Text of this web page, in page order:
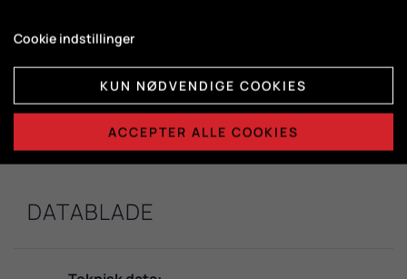
Brændkammermål:
H415 x B365 x D325
DATABLADE
Cookie indstillinger
KUN NØDVENDIGE COOKIES
ACCEPTER ALLE COOKIES